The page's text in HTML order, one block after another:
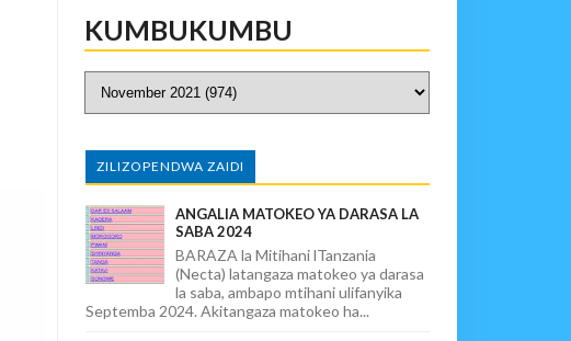
KUMBUKUMBU
ZILIZOPENDWA ZAIDI
ANGALIA MATOKEO YA DARASA LA
SABA 2024
BARAZA la Mitihani lTanzania
(Necta) latangaza matokeo ya darasa
la saba, ambapo mtihani ulifanyika
Septemba 2024. Akitangaza matokeo ha...